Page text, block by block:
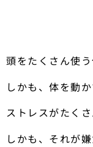
頭をたくさん使
しかも、体を動
ストレスがたく
しかも、それが